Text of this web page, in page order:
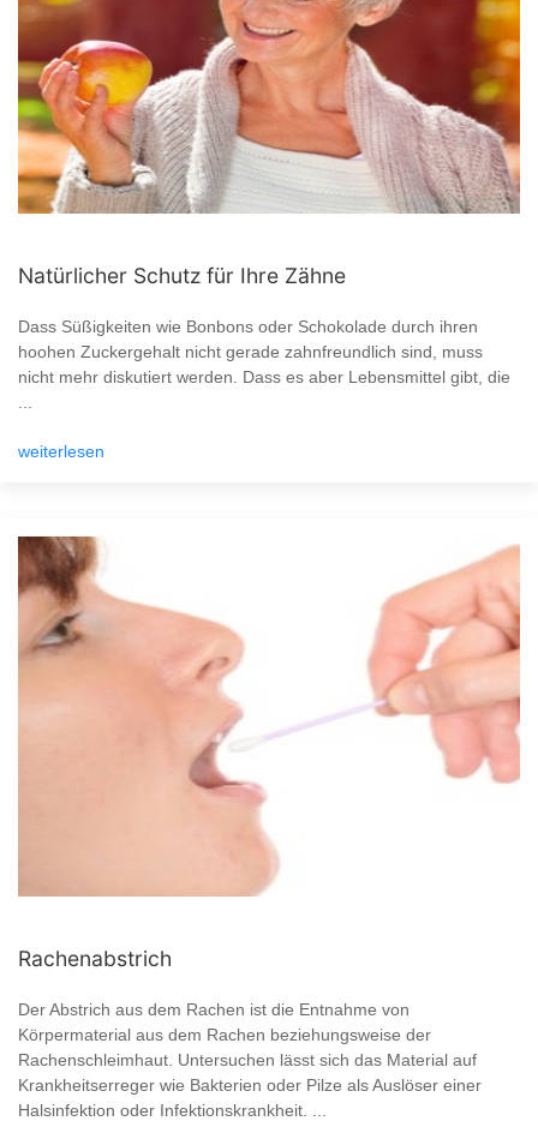
Natürlicher Schutz für Ihre Zähne
Dass Süßigkeiten wie Bonbons oder Schokolade durch ihren
hoohen Zuckergehalt nicht gerade zahnfreundlich sind, muss
nicht mehr diskutiert werden. Dass es aber Lebensmittel gibt, die
...
weiterlesen
Rachenabstrich
Der Abstrich aus dem Rachen ist die Entnahme von
Körpermaterial aus dem Rachen beziehungsweise der
Rachenschleimhaut. Untersuchen lässt sich das Material auf
Krankheitserreger wie Bakterien oder Pilze als Auslöser einer
Halsinfektion oder Infektionskrankheit. ...